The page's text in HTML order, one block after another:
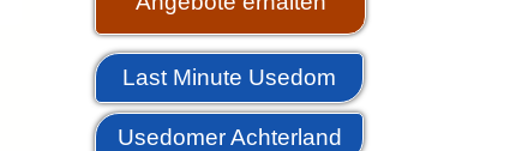
Last Minute Usedom
Usedomer Achterland